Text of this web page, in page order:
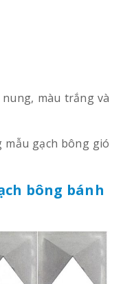
màu trắng và
mẫu gạch bông gió
bông bánh